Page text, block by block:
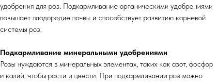
удобрения для роз. Подкармливание органическими удобрениями
повышает плодородие почвы и способствует развитию корневой
системы роз.
Подкармливание минеральными удобрениями
Розы нуждаются в минеральных элементах, таких как азот, фосфор
и калий, чтобы расти и цвести. При подкармливании роз можно